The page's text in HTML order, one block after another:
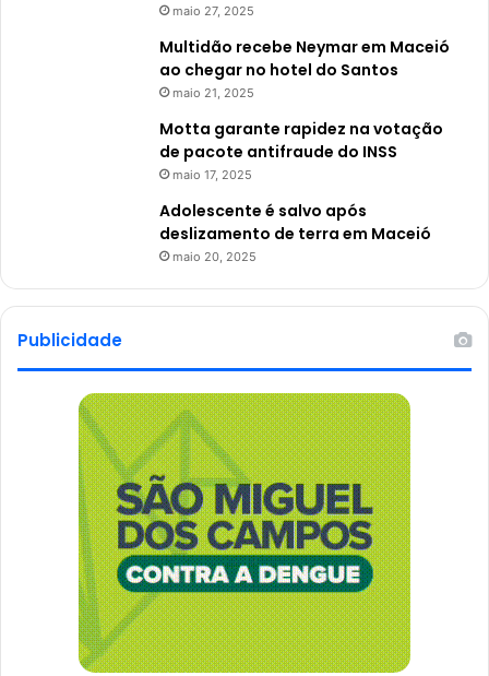
maio 27, 2025
Multidão recebe Neymar em Maceió
ao chegar no hotel do Santos
maio 21, 2025
Motta garante rapidez na votação
de pacote antifraude do INSS
maio 17, 2025
Adolescente é salvo após
deslizamento de terra em Maceió
maio 20, 2025
Publicidade